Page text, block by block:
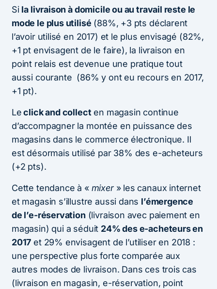
Si la livraison à domicile ou au travail reste le
mode le plus utilisé (88%, +3 pts déclarent
l’avoir utilisé en 2017) et le plus envisagé (82%,
+1 pt envisagent de le faire), la livraison en
point relais est devenue une pratique tout
aussi courante (86% y ont eu recours en 2017,
+1 pt).
Leclick and collecten magasin continue
d’accompagner la montée en puissance des
magasins dans le commerce électronique. Il
est désormais utilisé par 38% des e-acheteurs
(+2 pts).
Cette tendance à « mixer » les canaux internet
et magasin s’illustre aussi dans l’émergence
de l’e-réservation (livraison avec paiement en
magasin) qui a séduit 24% des e-acheteurs en
2017 et 29% envisagent de l’utiliser en 2018 :
une perspective plus forte comparée aux
autres modes de livraison. Dans ces trois cas
(livraison en magasin, e-réservation, point